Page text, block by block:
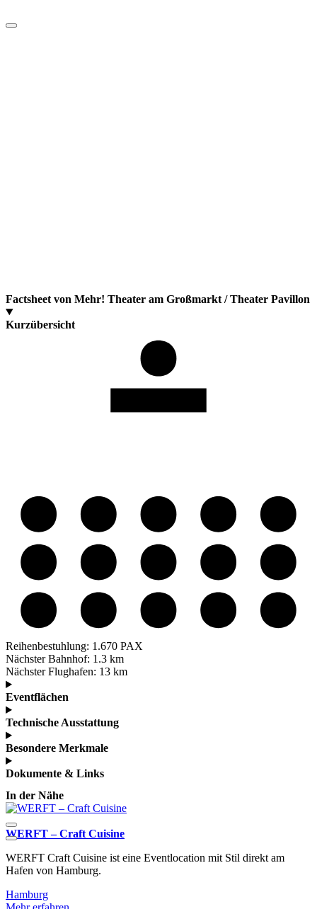
Factsheet von Mehr! Theater am Großmarkt / Theater Pavillon
Kurzübersicht
Reihenbestuhlung: 1.670 PAX
Nächster Bahnhof: 1.3 km
Nächster Flughafen: 13 km
Eventflächen
Technische Ausstattung
Besondere Merkmale
Dokumente & Links
In der Nähe
WERFT – Craft Cuisine
WERFT Craft Cuisine ist eine Eventlocation mit Stil direkt am
Hafen von Hamburg.
Hamburg